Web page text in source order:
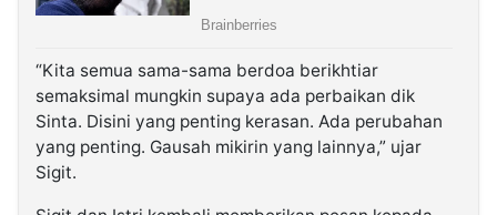
“Kita semua sama-sama berdoa berikhtiar
semaksimal mungkin supaya ada perbaikan dik
Sinta. Disini yang penting kerasan. Ada perubahan
yang penting. Gausah mikirin yang lainnya,” ujar
Sigit.